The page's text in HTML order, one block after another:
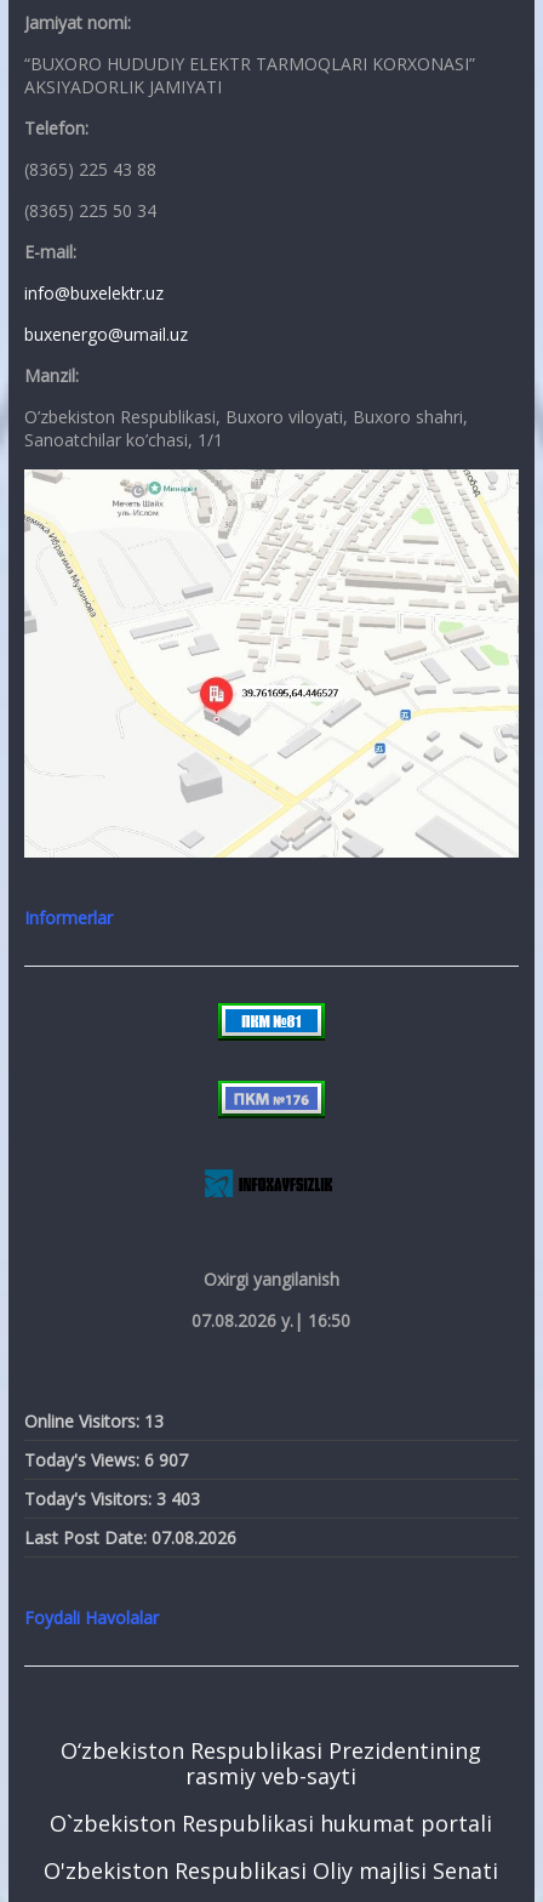
Jamiyat nomi:
“BUXORO HUDUDIY ELEKTR TARMOQLARI KORXONASI”
AKSIYADORLIK JAMIYATI
Telefon:
(8365) 225 43 88
(8365) 225 50 34
E-mail:
info@buxelektr.uz
buxenergo@umail.uz
Manzil:
O’zbekiston Respublikasi, Buxoro viloyati, Buxoro shahri,
Sanoatchilar ko’chasi, 1/1
Informerlar
Oxirgi yangilanish
07.08.2026 y.| 16:50
Online Visitors: 13
Today's Views: 6 907
Today's Visitors: 3 403
Last Post Date: 07.08.2026
Foydali Havolalar
O‘zbekiston Respublikasi Prezidentining
rasmiy veb-sayti
O`zbekiston Respublikasi hukumat portali
O'zbekiston Respublikasi Oliy majlisi Senati